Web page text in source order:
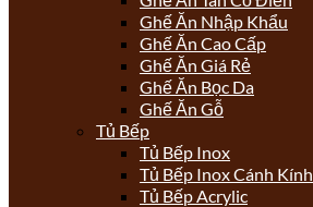
Ghế Ăn Nhập Khẩu
Ghế Ăn Cao Cấp
Ghế Ăn Giá Rẻ
Ghế Ăn Bọc Da
Ghế Ăn Gỗ
Tủ Bếp
Tủ Bếp Inox
Tủ Bếp Inox Cánh Kính
Tủ Bếp Acrylic